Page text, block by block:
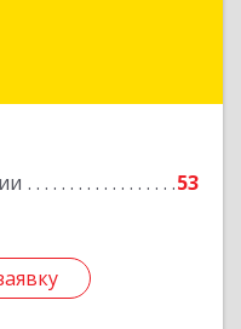
53
Ачинск г, Юго-